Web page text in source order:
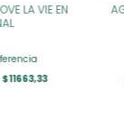
LA VIE EN
$11663,33